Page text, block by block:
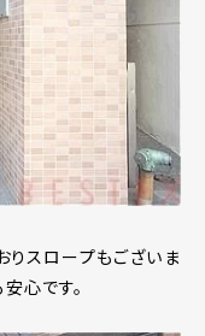
りスロープもございま
心です。